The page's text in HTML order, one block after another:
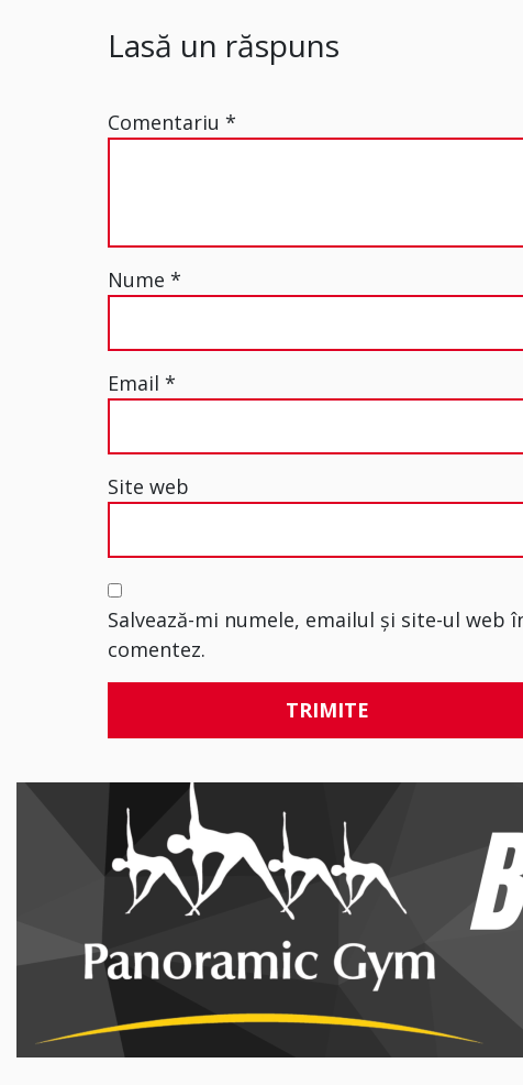
Lasă un răspuns
Comentariu*
Nume*
Email*
Site web
Salvează-mi numele, emailul și site-ul
comentez.